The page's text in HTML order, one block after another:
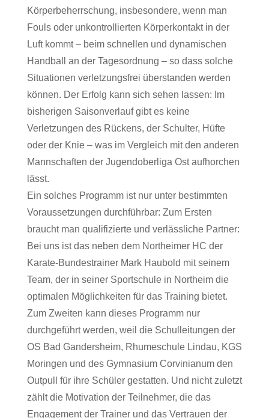
Körperbeherrschung, insbesondere, wenn man
Fouls oder unkontrollierten Körperkontakt in der
Luft kommt – beim schnellen und dynamischen
Handball an der Tagesordnung – so dass solche
Situationen verletzungsfrei überstanden werden
können. Der Erfolg kann sich sehen lassen: Im
bisherigen Saisonverlauf gibt es keine
Verletzungen des Rückens, der Schulter, Hüfte
oder der Knie – was im Vergleich mit den anderen
Mannschaften der Jugendoberliga Ost aufhorchen
lässt.
Ein solches Programm ist nur unter bestimmten
Voraussetzungen durchführbar: Zum Ersten
braucht man qualifizierte und verlässliche Partner:
Bei uns ist das neben dem Northeimer HC der
Karate-Bundestrainer Mark Haubold mit seinem
Team, der in seiner Sportschule in Northeim die
optimalen Möglichkeiten für das Training bietet.
Zum Zweiten kann dieses Programm nur
durchgeführt werden, weil die Schulleitungen der
OS Bad Gandersheim, Rhumeschule Lindau, KGS
Moringen und des Gymnasium Corvinianum den
Outpull für ihre Schüler gestatten. Und nicht zuletzt
zählt die Motivation der Teilnehmer, die das
Engagement der Trainer und das Vertrauen der